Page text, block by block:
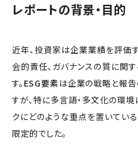
レポートの背景・目的
近年、投資家は企業業績を評価
会的責任、ガバナンスの質に関
す。 ESG要素 は企業の戦略と報
すが、特に多言語・多文化の環境
クにどのような重点を置いてい
限定的でした。